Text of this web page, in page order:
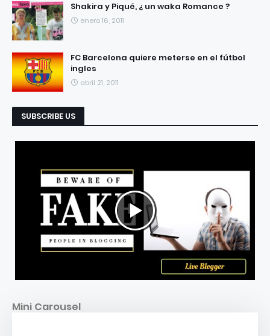
Shakira y Piqué, ¿ un waka Romance ?
enero 16, 2011
FC Barcelona quiere meterse en el fútbol
ingles
abril 21, 2011
SUBSCRIBE US
Mini Carousel